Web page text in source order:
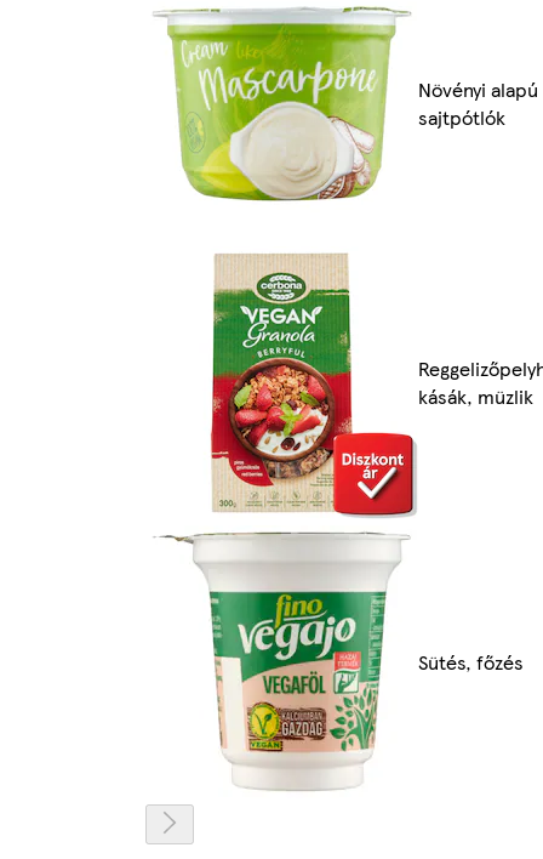
Növényi alapú
sajtpótlók
kásák, müzlik
Sütés, főzés